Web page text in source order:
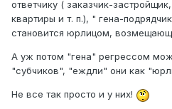
ответчику ( заказчик-
квартиры и т. п.), " гена-
становится юрлицом,
А уж потом "гена" регрессом
"субчиков", "еждли" они как
Не все так просто и у них!